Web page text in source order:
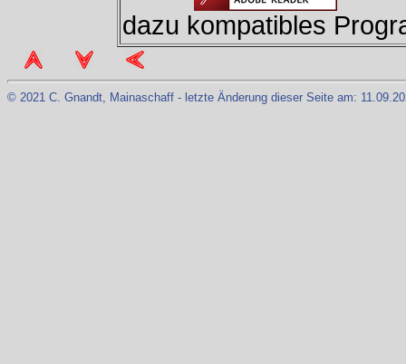
dazu kompatibles
© 2021 C. Gnandt, Mainaschaff - letzte Änderung dieser Seite am: